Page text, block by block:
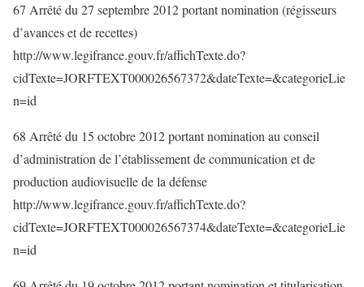
67 Arrêté du 27 septembre 2012 portant nomination (régisseurs
d’avances et de recettes)
http://www.legifrance.gouv.fr/affichTexte.do?
cidTexte=JORFTEXT000026567372&dateTexte=&categorieLie
n=id
68 Arrêté du 15 octobre 2012 portant nomination au conseil
d’administration de l’établissement de communication et de
production audiovisuelle de la défense
http://www.legifrance.gouv.fr/affichTexte.do?
cidTexte=JORFTEXT000026567374&dateTexte=&categorieLie
n=id